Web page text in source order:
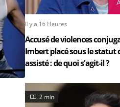
Il y a 16 Heures
Accusé de violences
Imbert placé sous le statut
assisté : de quoi s'agit-il ?
2 min